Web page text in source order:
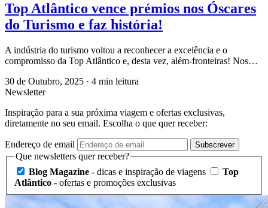
Top Atlântico vence prémios nos Óscares
do Turismo e faz história!
A indústria do turismo voltou a reconhecer a excelência e o
compromisso da Top Atlântico e, desta vez, além-fronteiras! Nos…
30 de Outubro, 2025 · 4 min leitura
Newsletter
Inspiração para a sua próxima viagem e ofertas exclusivas,
diretamente no seu email. Escolha o que quer receber:
Endereço de email Subscrever
Que newsletters quer receber?
Blog Magazine - dicas e inspiração de viagens
Top
Atlântico - ofertas e promoções exclusivas